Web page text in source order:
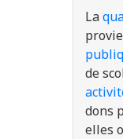
La
de
dons
elles